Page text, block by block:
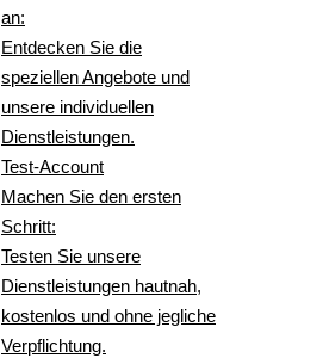
an:
Entdecken Sie die
speziellen Angebote und
unsere individuellen
Dienstleistungen.
Test-Account
Machen Sie den ersten
Schritt:
Testen Sie unsere
Dienstleistungen hautnah,
kostenlos und ohne jegliche
Verpflichtung.